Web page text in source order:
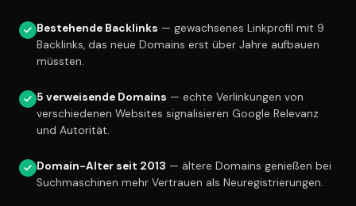
Bestehende Backlinks — gewachsenes Linkprofil mit 9
Backlinks, das neue Domains erst über Jahre aufbauen
müssten.
5 verweisende Domains — echte Verlinkungen von
verschiedenen Websites signalisieren Google Relevanz
und Autorität.
Domain-Alter seit 2013 — ältere Domains genießen bei
Suchmaschinen mehr Vertrauen als Neuregistrierungen.